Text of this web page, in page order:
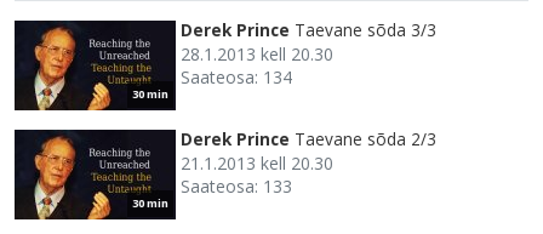
30 min
Derek Prince Taevane sõda 3/3
28.1.2013 kell 20.30
Saateosa: 134
30 min
Derek Prince Taevane sõda 2/3
21.1.2013 kell 20.30
Saateosa: 133